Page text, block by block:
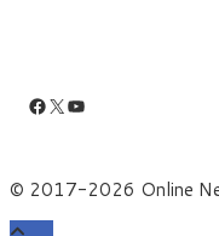
Facebook
X YouTube
© 2017-2026 Online